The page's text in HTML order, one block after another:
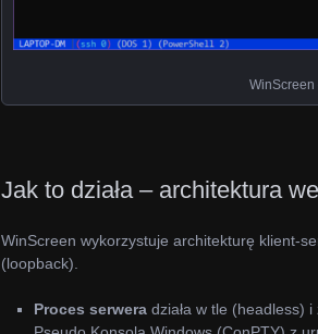
WinScreen
Jak to działa – architektura
WinScreen wykorzystuje architekturę klient-
(loopback).
Proces serwera działa w tle (headless)